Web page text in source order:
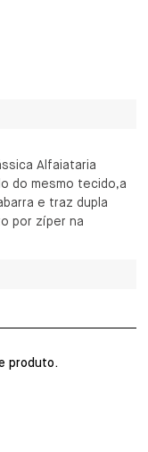
Alfaiataria
do mesmo tecido,a
e traz dupla
por zíper na
produto.